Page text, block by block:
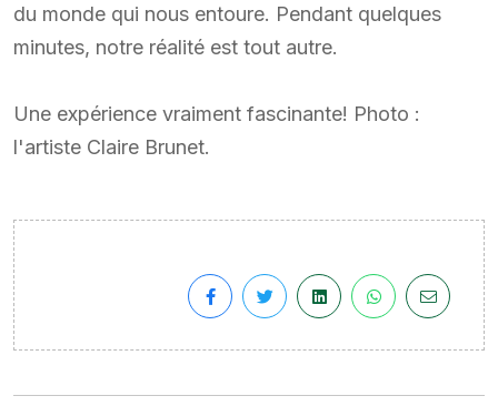
du monde qui nous entoure. Pendant quelques
minutes, notre réalité est tout autre.
Une expérience vraiment fascinante! Photo :
l'artiste Claire Brunet.